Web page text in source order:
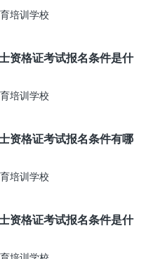
培训学校
资格证考试报名条件是什
培训学校
资格证考试报名条件有哪
培训学校
资格证考试报名条件是什